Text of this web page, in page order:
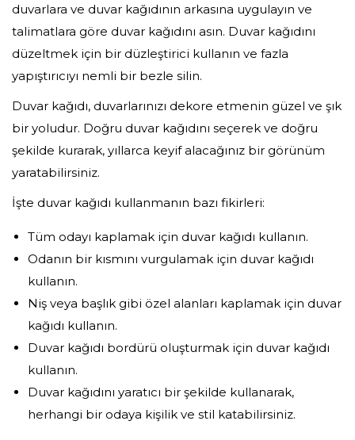
duvarlara ve duvar kağıdının arkasına uygulayın ve
talimatlara göre duvar kağıdını asın. Duvar kağıdını
düzeltmek için bir düzleştirici kullanın ve fazla
yapıştırıcıyı nemli bir bezle silin.
Duvar kağıdı, duvarlarınızı dekore etmenin güzel ve şık
bir yoludur. Doğru duvar kağıdını seçerek ve doğru
şekilde kurarak, yıllarca keyif alacağınız bir görünüm
yaratabilirsiniz.
İşte duvar kağıdı kullanmanın bazı fikirleri:
Tüm odayı kaplamak için duvar kağıdı kullanın.
Odanın bir kısmını vurgulamak için duvar kağıdı
kullanın.
Niş veya başlık gibi özel alanları kaplamak için duvar
kağıdı kullanın.
Duvar kağıdı bordürü oluşturmak için duvar kağıdı
kullanın.
Duvar kağıdını yaratıcı bir şekilde kullanarak,
herhangi bir odaya kişilik ve stil katabilirsiniz.